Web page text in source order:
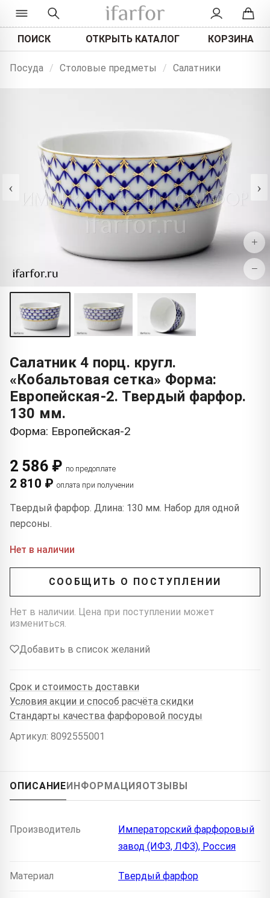
ПОИСК ОТКРЫТЬ КАТАЛОГ КОРЗИНА
Посуда / Столовые предметы / Салатники
‹ ›
+
−
Салатник 4 порц. кругл.
«Кобальтовая сетка» Форма:
Европейская-2. Твердый фарфор.
130 мм.
Форма: Европейская-2
2 586 ₽ по предоплате
2 810 ₽ оплата при получении
Твердый фарфор. Длина: 130 мм. Набор для одной
персоны.
Нет в наличии
СООБЩИТЬ О ПОСТУПЛЕНИИ
Нет в наличии. Цена при поступлении может
измениться.
Добавить в список желаний
Срок и стоимость доставки
Условия акции и способ расчёта скидки
Стандарты качества фарфоровой посуды
Артикул: 8092555001
ОПИСАНИЕИНФОРМАЦИЯОТЗЫВЫ
Производитель
Императорский фарфоровый
завод (ИФЗ, ЛФЗ), Россия
Материал Твердый фарфор